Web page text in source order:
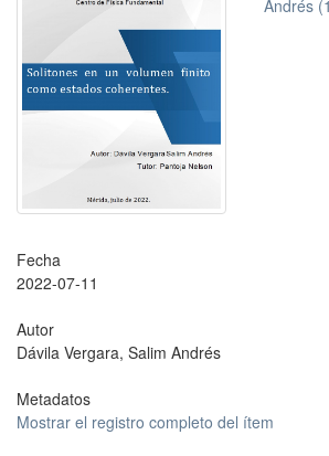
Andrés
Fecha
2022-07-11
Autor
Dávila Vergara, Salim Andrés
Metadatos
Mostrar el registro completo del ítem